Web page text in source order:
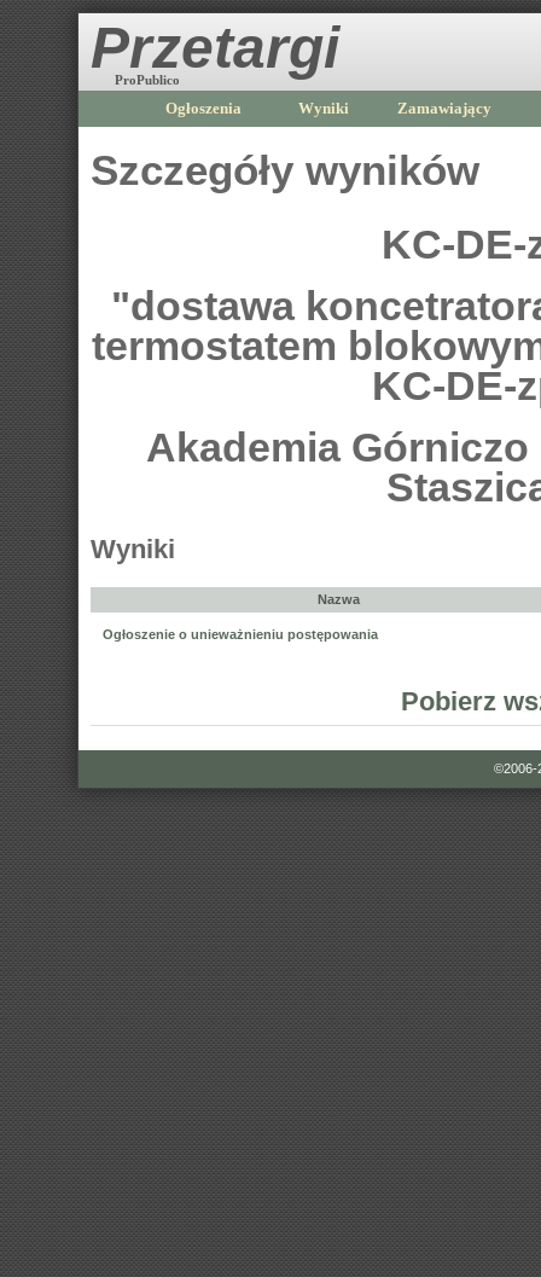
Przetargi
ProPublico
Ogłoszenia Wyniki Zamawiający
Szczegóły wyników
KC-DE-
"dostawa
termostatem
KC-DE-
Akademia Górniczo
Wyniki
Nazwa
Ogłoszenie o unieważnieniu postępowania
Pobierz
©2006-